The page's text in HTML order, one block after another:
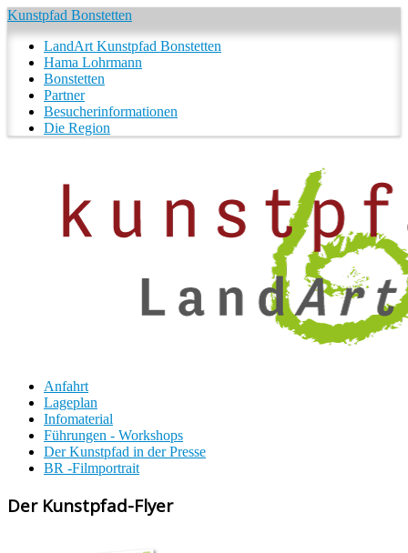
Kunstpfad Bonstetten
LandArt Kunstpfad Bonstetten
Hama Lohrmann
Bonstetten
Partner
Besucherinformationen
Die Region
Anfahrt
Lageplan
Infomaterial
Führungen - Workshops
Der Kunstpfad in der Presse
BR -Filmportrait
Der Kunstpfad-Flyer